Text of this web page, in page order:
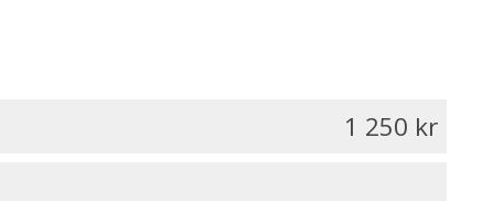
1 250